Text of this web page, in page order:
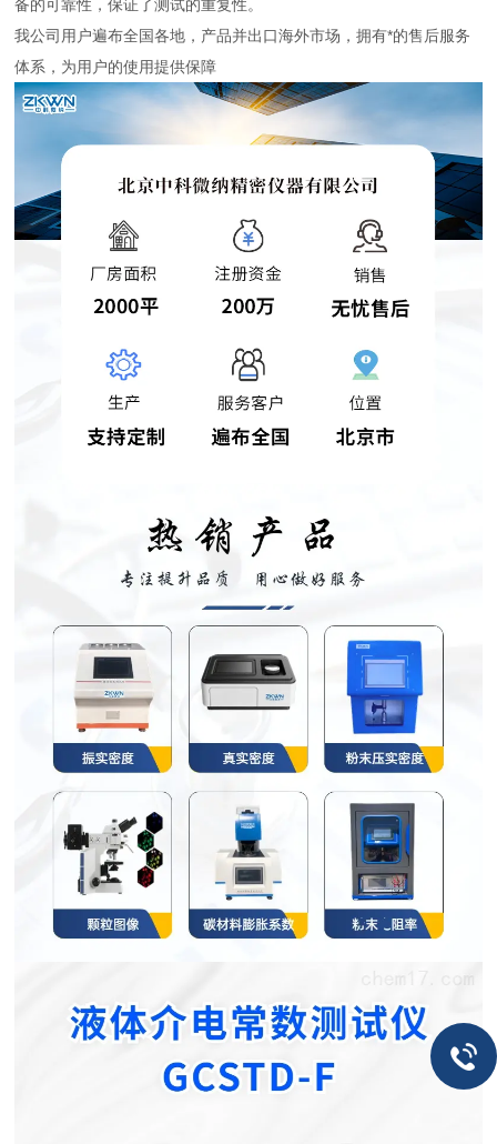
备的可靠性，保证了测试的重复性。
我公司用户遍布全国各地，产品并出口海外市场，拥有*的售后服务
体系，为用户的使用提供保障